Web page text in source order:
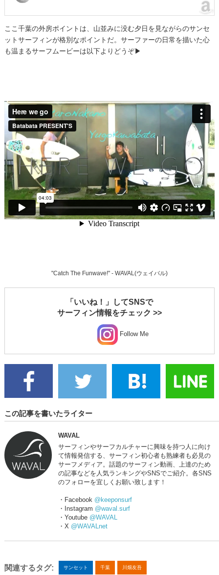
ここ千葉の外房ポイントは、山並みに没む夕日を見ながらのサンセ
ットサーフィンが格別なポイントだ。サーファーの日常を描いた心
も温まるサーフムービーは以下よりどうぞ▶
"Catch The Funwave!" - WAVAL(ウェイバル)
「いいね！」してSNSで
サーフィン情報をチェック >>
Follow Me
この記事を書いたライター
WAVAL
サーフィンやサーフカルチャーに興味を持つ人に向け
て情報発信する、サーフィン初心者も熟練者も必見の
サーフメディア。話題のサーフィン動画、上達のため
の記事などを人気ランキングやSNSでご紹介。各SNS
のフォローを宜しくお願い致します！
・Facebook @keeponsurf
・Instagram @waval.surf
・Youtube @WAVAL
・X @WAVALnet
関連するタグ: サンセット 千葉 川畑友吾